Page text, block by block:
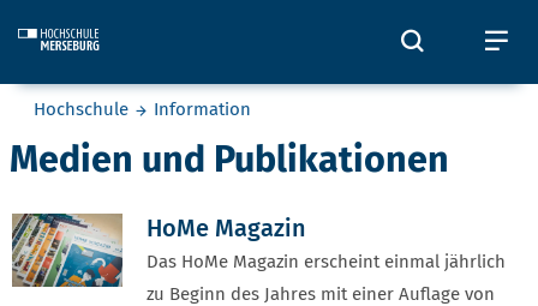
Öffnet
Sie befinden sich hier:
Hochschule Information
Medien und Publikationen
HoMe Magazin
Das HoMe Magazin erscheint einmal jährlich
zu Beginn des Jahres mit einer Auflage von